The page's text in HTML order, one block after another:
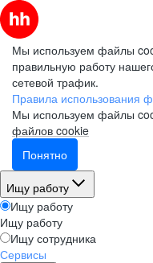
Мы используем файлы
правильную работу
сетевой трафик.
Правила использования
Мы используем файлы
файлов cookie
Понятно
Ищу работу
Ищу работу
Ищу работу
Ищу сотрудника
Сервисы